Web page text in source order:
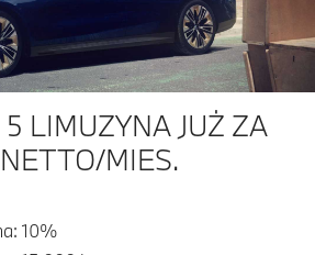
LIMUZYNA JUŻ ZA
MIES.
10%